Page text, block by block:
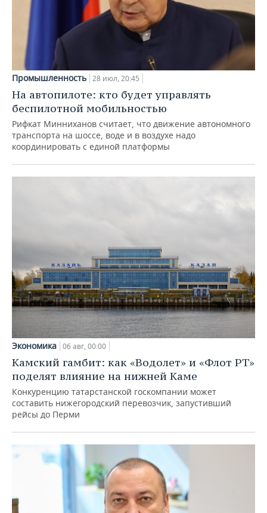
Промышленность 28 июл, 20:45
На автопилоте: кто будет управлять
беспилотной мобильностью
Рифкат Минниханов считает, что движение автономного
транспорта на шоссе, воде и в воздухе надо
координировать с единой платформы
Экономика 06 авг, 00:00
Камский гамбит: как «Водолет» и «Флот РТ»
поделят влияние на нижней Каме
Конкуренцию татарстанской госкомпании может
составить нижегородский перевозчик, запустивший
рейсы до Перми